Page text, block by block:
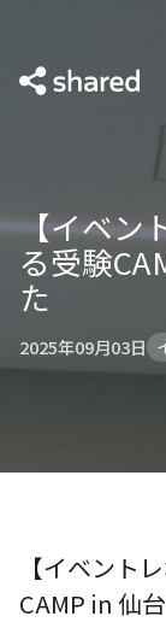
【イベン
る受験
た
2025年09月03日
【イベント
CAMP in 仙